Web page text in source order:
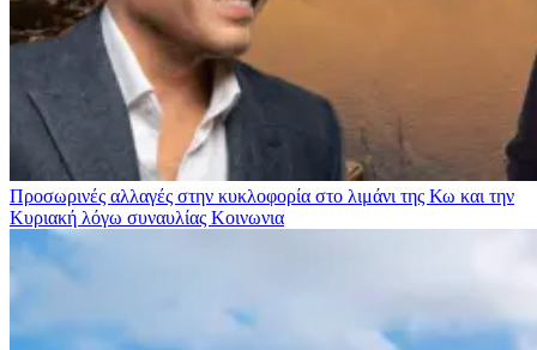
Προσωρινές αλλαγές στην κυκλοφορία στο λιμάνι της Κω και την
Κυριακή λόγω συναυλίας Κοινωνια